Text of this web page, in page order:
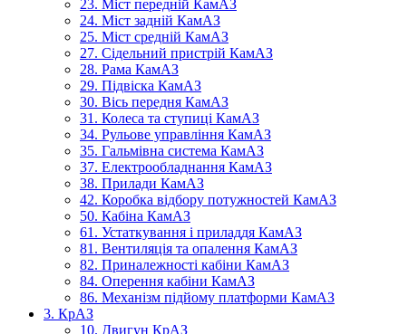
23. Міст передній КамАЗ
24. Міст задній КамАЗ
25. Міст средній КамАЗ
27. Сідельний пристрій КамАЗ
28. Рама КамАЗ
29. Підвіска КамАЗ
30. Вісь передня КамАЗ
31. Колеса та ступиці КамАЗ
34. Рульове управління КамАЗ
35. Гальмівна система КамАЗ
37. Електрообладнання КамАЗ
38. Прилади КамАЗ
42. Коробка відбору потужностей КамАЗ
50. Кабіна КамАЗ
61. Устаткування і приладдя КамАЗ
81. Вентиляція та опалення КамАЗ
82. Приналежності кабіни КамАЗ
84. Оперення кабіни КамАЗ
86. Механізм підйому платформи КамАЗ
3. КрАЗ
10. Двигун КрАЗ